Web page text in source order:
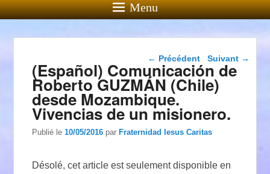
Menu
Navigation dans les
articles
← Précédent Suivant →
(Español) Comunicación de
Roberto GUZMÁN (Chile)
desde Mozambique.
Vivencias de un misionero.
Publié le10/05/2016 parFraternidad Iesus Caritas
Désolé, cet article est seulement disponible en